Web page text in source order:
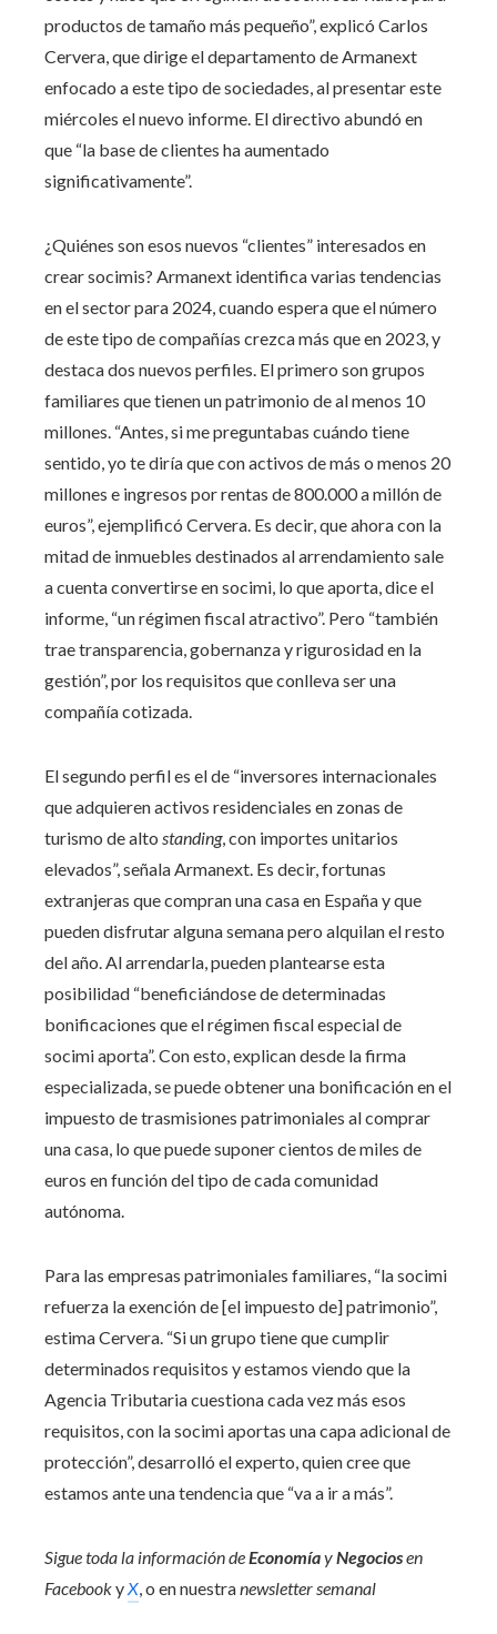
productos de tamaño más pequeño”, explicó Carlos
Cervera, que dirige el departamento de Armanext
enfocado a este tipo de sociedades, al presentar este
miércoles el nuevo informe. El directivo abundó en
que “la base de clientes ha aumentado
significativamente”.
¿Quiénes son esos nuevos “clientes” interesados en
crear socimis? Armanext identifica varias tendencias
en el sector para 2024, cuando espera que el número
de este tipo de compañías crezca más que en 2023, y
destaca dos nuevos perfiles. El primero son grupos
familiares que tienen un patrimonio de al menos 10
millones. “Antes, si me preguntabas cuándo tiene
sentido, yo te diría que con activos de más o menos 20
millones e ingresos por rentas de 800.000 a millón de
euros”, ejemplificó Cervera. Es decir, que ahora con la
mitad de inmuebles destinados al arrendamiento sale
a cuenta convertirse en socimi, lo que aporta, dice el
informe, “un régimen fiscal atractivo”. Pero “también
trae transparencia, gobernanza y rigurosidad en la
gestión”, por los requisitos que conlleva ser una
compañía cotizada.
El segundo perfil es el de “inversores internacionales
que adquieren activos residenciales en zonas de
turismo de alto standing, con importes unitarios
elevados”, señala Armanext. Es decir, fortunas
extranjeras que compran una casa en España y que
pueden disfrutar alguna semana pero alquilan el resto
del año. Al arrendarla, pueden plantearse esta
posibilidad “beneficiándose de determinadas
bonificaciones que el régimen fiscal especial de
socimi aporta”. Con esto, explican desde la firma
especializada, se puede obtener una bonificación en el
impuesto de trasmisiones patrimoniales al comprar
una casa, lo que puede suponer cientos de miles de
euros en función del tipo de cada comunidad
autónoma.
Para las empresas patrimoniales familiares, “la socimi
refuerza la exención de [el impuesto de] patrimonio”,
estima Cervera. “Si un grupo tiene que cumplir
determinados requisitos y estamos viendo que la
Agencia Tributaria cuestiona cada vez más esos
requisitos, con la socimi aportas una capa adicional de
protección”, desarrolló el experto, quien cree que
estamos ante una tendencia que “va a ir a más”.
Sigue toda la información deEconomíayNegociosen
FacebookyX, o en nuestranewsletter semanal